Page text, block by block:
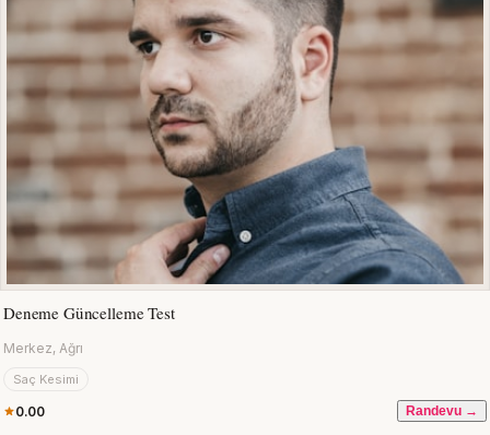
Deneme Güncelleme Test
Merkez, Ağrı
Saç Kesimi
0.00 Randevu →